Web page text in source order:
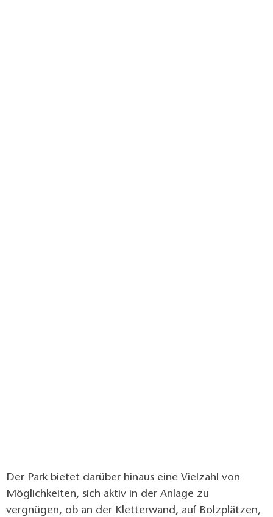
Der Park bietet darüber hinaus eine Vielzahl von
Möglichkeiten, sich aktiv in der Anlage zu
vergnügen, ob an der Kletterwand, auf Bolzplätzen,